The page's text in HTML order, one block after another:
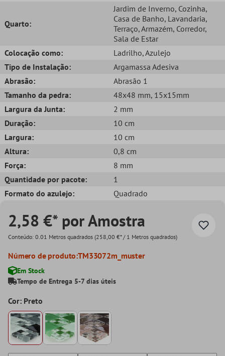
Quarto:
Jardim de Inverno, Cozinha,
Casa de Banho, Lavandaria,
Terraço, Armazém, Corredor,
Sala de Estar
Colocação como:
Ladrilho, Azulejo
Tipo de Instalação:
Argamassa Adesiva
Abrasão:
Abrasão 1
Tamanho da pedra:
48x48 mm, 15x15mm
Largura da Junta:
2 mm
Duração:
10 cm
Largura:
10 cm
Altura:
0,8 cm
Força:
8 mm
Quantidade por pacote:
1
Formato do azulejo:
Quadrado
2,58 €* por Amostra
Conteúdo: 0.01 Metros quadrados (258,00 €* / 1 Metros quadrados)
Número de produto:TM33072m_muster
Em Stock
Tempo de Entrega 5-7 dias úteis
Cor: Preto